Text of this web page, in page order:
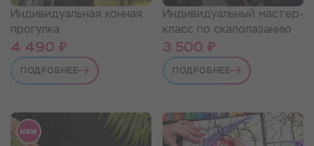
Индивидуальная конная
прогулка
4 490 ₽
ПОДРОБНЕЕ
Индивидуальный мастер-
класс по скалолазанию
3 500 ₽
ПОДРОБНЕЕ